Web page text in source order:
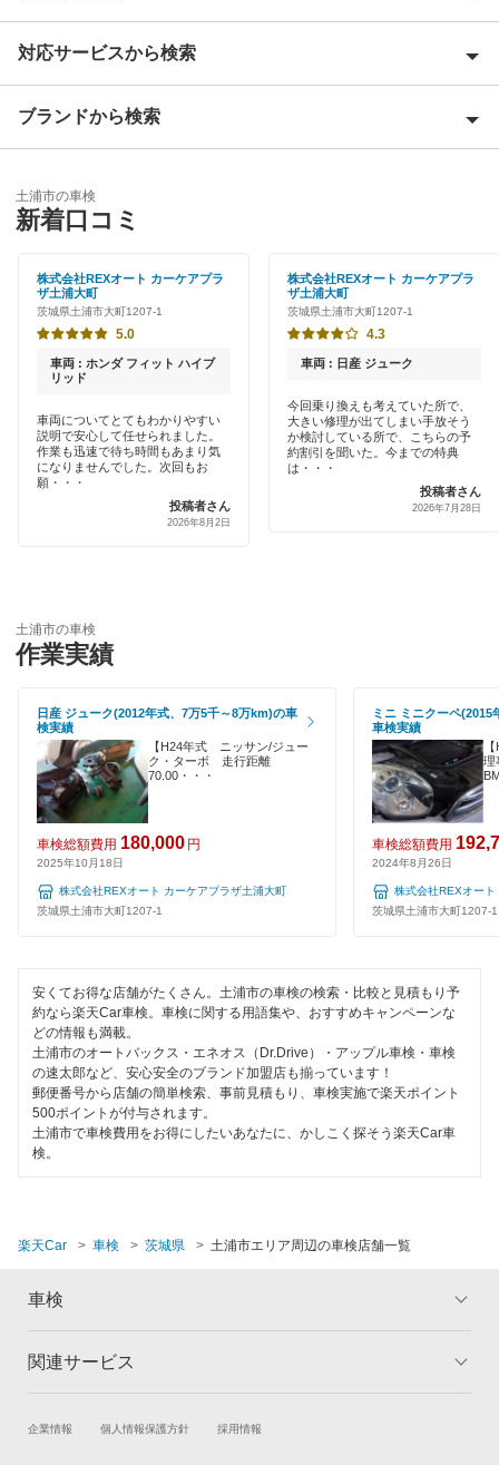
石岡市
稲敷郡
稲敷市
牛久市
小美玉市
笠間市
鹿嶋市
かすみがうら市
神栖市
古河市
猿島郡
下妻市
筑西市
つくばみらい市
取手市
那珂郡
那珂市
坂東市
東茨城郡
常陸太田市
日立市
対応サービスから検索
Award 受賞店
特典あり
早割りあり
代車あり
引取り・納車あり
EV車OK
120分以内の車検
1日車検
夜間受付
整備保証
1級整備士在籍
コンピューター診断
ブランドから検索
「車検の速太郎」
アップル車検
JOYCAL（ジョイカル）
出光リテール車検
宇佐美車検
出光興産「らくらく安心車検」
エネフリ車検
安心WE！車検
土浦市の車検
新着口コミ
株式会社REXオート カーケアプラ
ザ土浦大町
茨城県土浦市大町1207-1
5.0
車両 : ホンダ フィット ハイブ
リッド
車両についてとてもわかりやすい
説明で安心して任せられました。
作業も迅速で待ち時間もあまり気
になりませんでした。次回もお
願・・・
投稿者さん
2026年8月2日
株式会社REXオート カーケアプラ
ザ土浦大町
茨城県土浦市大町1207-1
4.3
車両 : 日産 ジューク
今回乗り換えも考えていた所で、
大きい修理が出てしまい手放そう
か検討している所で、こちらの予
約割引を聞いた。今までの特典
は・・・
投稿者さん
2026年7月28日
土浦市の車検
作業実績
日産 ジューク(2012年式、7万5千～8万km)の車
検実績
【H24年式 ニッサン/ジュー
ク・ターボ 走行距離
70.00・・・
車検総額費用 180,000 円
2025年10月18日
株式会社REXオート カーケアプラザ土浦大町
茨城県土浦市大町1207-1
ミニ ミニクーペ(2015
車検実績
【
理
車検総額費用
2024年8月26日
株式会社REXオー
茨城県土浦市大町1207-1
安くてお得な店舗がたくさん。土浦市の車検の検索・比較と見積もり予
約なら楽天Car車検。車検に関する用語集や、おすすめキャンペーンな
どの情報も満載。
土浦市のオートバックス・エネオス（Dr.Drive）・アップル車検・車検
の速太郎など、安心安全のブランド加盟店も揃っています！
郵便番号から店舗の簡単検索、事前見積もり、車検実施で楽天ポイント
500ポイントが付与されます。
土浦市で車検費用をお得にしたいあなたに、かしこく探そう楽天Car車
検。
楽天Car 車検 茨城県 土浦市エリア周辺の車検店舗一覧
車検
トップ
車検の基礎知識 キャンペーン一覧
関連サービス
試乗・商談 新車購入
企業情報 個人情報保護方針 採用情報